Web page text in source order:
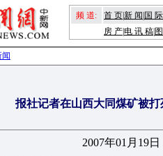
频 道: 首 页新 闻 国 际
房 产电 讯 稿
闻
报社记者在山西大同煤矿被
2007年01月19日